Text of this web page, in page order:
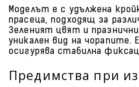
Моделът е с удължена
прасеца, подходящ за
Зеленият цвят и
уникален вид на чорапите.
осигурява стабилна
Предимства при